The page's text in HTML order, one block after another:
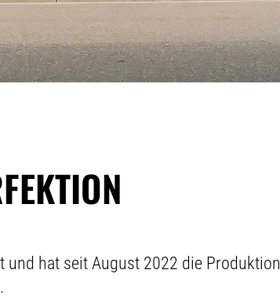
und hat seit August 2022 die Produktion